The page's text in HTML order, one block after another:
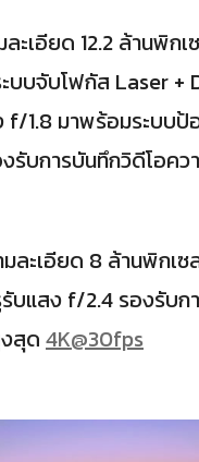
ะเอียด 12.2 ล้านพิก
บบจับโฟกัส Laser +
f/1.8 มาพร้อมระบบ
งรับการบันทึกวิดีโอค
ละเอียด 8 ล้านพิกเ
บแสง f/2.4 รองรับก
สุด 4K@30fps